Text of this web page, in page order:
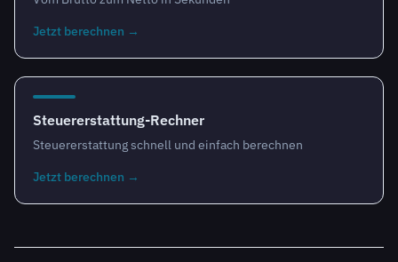
Jetzt berechnen →
Steuererstattung-Rechner
Steuererstattung schnell und einfach berechnen
Jetzt berechnen →